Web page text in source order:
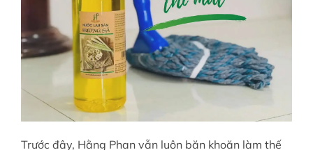
Trước đây, Hằng Phan vẫn luôn băn khoăn làm thế